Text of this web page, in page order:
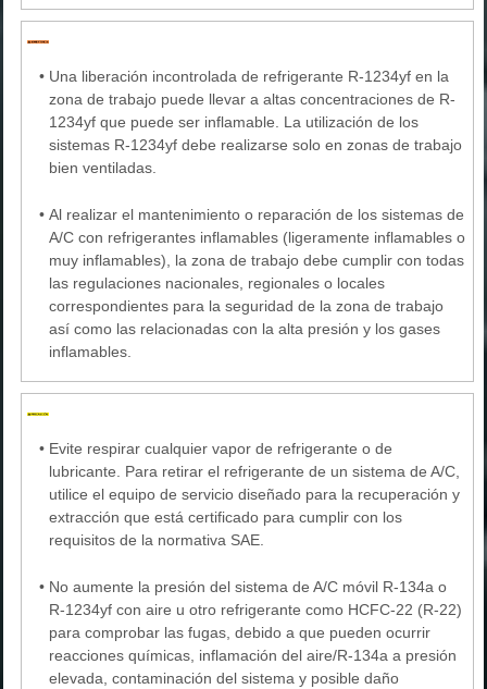
• Una liberación incontrolada de refrigerante R-1234yf en la
zona de trabajo puede llevar a altas concentraciones de R-
1234yf que puede ser inflamable. La utilización de los
sistemas R-1234yf debe realizarse solo en zonas de trabajo
bien ventiladas.
• Al realizar el mantenimiento o reparación de los sistemas de
A/C con refrigerantes inflamables (ligeramente inflamables o
muy inflamables), la zona de trabajo debe cumplir con todas
las regulaciones nacionales, regionales o locales
correspondientes para la seguridad de la zona de trabajo
así como las relacionadas con la alta presión y los gases
inflamables.
• Evite respirar cualquier vapor de refrigerante o de
lubricante. Para retirar el refrigerante de un sistema de A/C,
utilice el equipo de servicio diseñado para la recuperación y
extracción que está certificado para cumplir con los
requisitos de la normativa SAE.
• No aumente la presión del sistema de A/C móvil R-134a o
R-1234yf con aire u otro refrigerante como HCFC-22 (R-22)
para comprobar las fugas, debido a que pueden ocurrir
reacciones químicas, inflamación del aire/R-134a a presión
elevada, contaminación del sistema y posible daño